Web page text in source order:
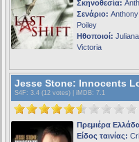
Σκηνοθεσία:
Σενάριο:
Poiley
Ηθοποιοί:
Victoria
Jesse Stone: Innocents
S4F : 3.4 (12 votes) | iMDB: 7.1
Πρεμιέρα
Είδος ταινίας: